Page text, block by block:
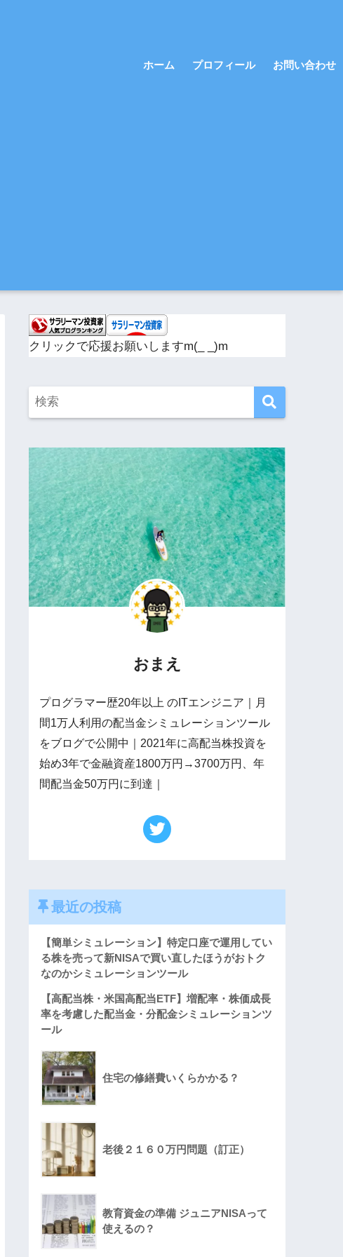
ホーム プロフィール お問い合わせ
クリックで応援お願いしますm(_ _)m
おまえ
プログラマー歴20年以上 のITエンジニア｜月
間1万人利用の配当金シミュレーションツール
をブログで公開中｜2021年に高配当株投資を
始め3年で金融資産1800万円→3700万円、年
間配当金50万円に到達｜
最近の投稿
【簡単シミュレーション】特定口座で運用してい
る株を売って新NISAで買い直したほうがおトク
なのかシミュレーションツール
【高配当株・米国高配当ETF】増配率・株価成長
率を考慮した配当金・分配金シミュレーションツ
ール
住宅の修繕費いくらかかる？
老後２１６０万円問題（訂正）
教育資金の準備 ジュニアNISAって
使えるの？